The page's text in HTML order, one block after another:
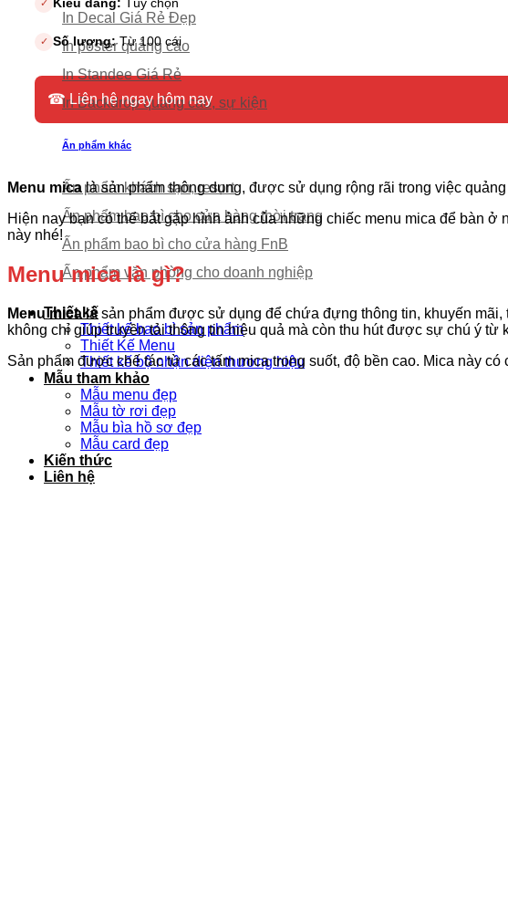
In Decal Giá Rẻ Đẹp
In poster quảng cáo
In Standee Giá Rẻ
In Backdrop quảng cáo, sự kiện
Ấn phẩm khác
Ấn phẩm khách sạn, resort
Ấn phẩm bao bì cho cửa hàng thời trang
Ấn phẩm bao bì cho cửa hàng FnB
Ấn phẩm văn phòng cho doanh nghiệp
Thiết kế
Thiết kế bao bì sản phẩm
Thiết Kế Menu
Thiết kế bộ nhận diện thương hiệu
Mẫu tham khảo
Mẫu menu đẹp
Mẫu tờ rơi đẹp
Mẫu bìa hồ sơ đẹp
Mẫu card đẹp
Kiến thức
Liên hệ
✓ Kiểu dáng: Tùy chọn
✓ Số lượng:Từ 100 cái
☎ Liên hệ ngay hôm nay
Menu micalà sản phẩm thông dụng, được sử dụng rộng rãi trong việc
Hiện nay bạn có thể bắt gặp hình ảnh của những chiếc menu mica để bàn
này nhé!
Menu mica là gì?
Menu micalà sản phẩm được sử dụng để chứa đựng thông tin, khuyến
không chỉ giúp truyền tải thông tin hiệu quả mà còn thu hút được sự chú ý từ
Sản phẩm được chế tác từ các tấm mica trong suốt, độ bền cao. Mica này